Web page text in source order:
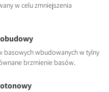
w celu zmniejszenia
basowych wbudowanych w tylny
brzmienie basów.